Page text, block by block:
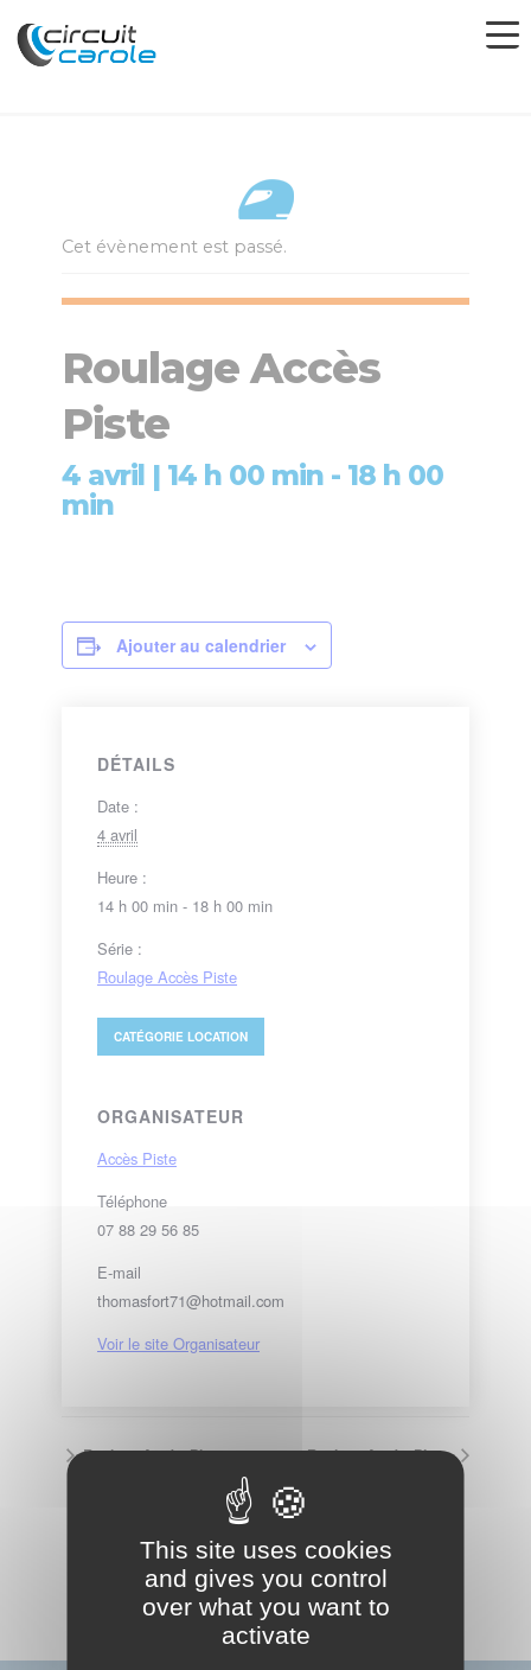
Cet évènement est passé.
Roulage Accès
Piste
4 avril | 14 h 00 min - 18 h 00
min
Ajouter au calendrier
DÉTAILS
Date :
4 avril
Heure :
14 h 00 min - 18 h 00 min
Série :
Roulage Accès Piste
CATÉGORIELOCATION
ORGANISATEUR
Accès Piste
Téléphone
07 88 29 56 85
E-mail
thomasfort71@hotmail.com
Voir le site Organisateur
Roulage Accès Piste Roulage Accès Piste
VOIR LE CALENDRIER COMPLET
This site uses cookies
and gives you control
over what you want to
activate